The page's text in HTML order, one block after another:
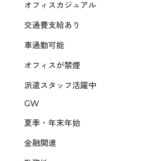
オフィスカジュアル
交通費支給あり
車通勤可能
オフィスが禁煙
派遣スタッフ活躍中
GW
夏季・年末年始
金融関連